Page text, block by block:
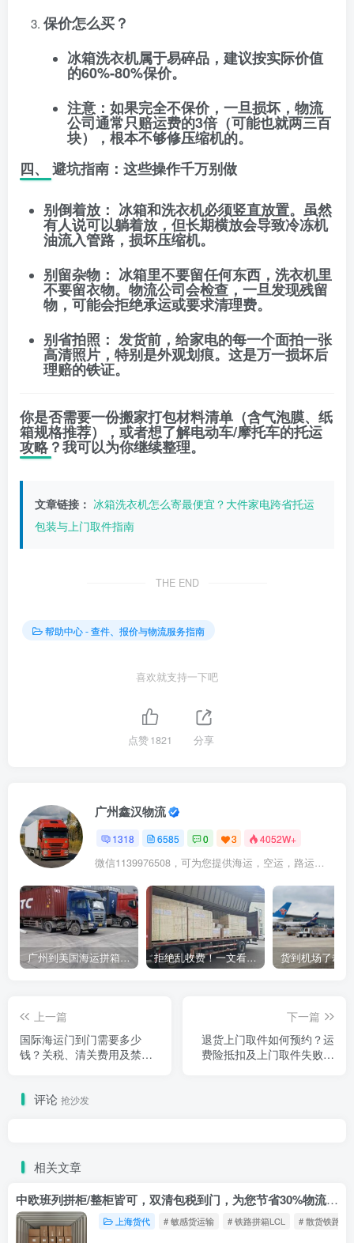
保价怎么买？
冰箱洗衣机属于易碎品，建议按实际价值
的60%-80%保价。
注意：如果完全不保价，一旦损坏，物流
公司通常只赔运费的3倍（可能也就两三百
块），根本不够修压缩机的。
四、 避坑指南：这些操作千万别做
别倒着放： 冰箱和洗衣机必须竖直放置。虽然
有人说可以躺着放，但长期横放会导致冷冻机
油流入管路，损坏压缩机。
别留杂物： 冰箱里不要留任何东西，洗衣机里
不要留衣物。物流公司会检查，一旦发现残留
物，可能会拒绝承运或要求清理费。
别省拍照： 发货前，给家电的每一个面拍一张
高清照片，特别是外观划痕。这是万一损坏后
理赔的铁证。
你是否需要一份搬家打包材料清单 （含气泡膜、纸
箱规格推荐），或者想了解电动车/摩托车的托运
攻略？我可以为你继续整理。
文章链接： 冰箱洗衣机怎么寄最便宜？大件家电跨省托运
包装与上门取件指南
THE END
帮助中心 - 查件、报价与物流服务指南
喜欢就支持一下吧
点赞1821 分享
广州鑫汉物流
1318 6585 0 3 4052W+
微信1139976508，可为您提供海运，空运，路运，铁路运输
广州到美国海运拼箱多少钱？2024年最新运费构成+隐藏费用避坑指南 拒绝乱收费！一文看懂中国货代计费套路，教你避开所有隐形坑
上一篇
国际海运门到门需要多少
钱？关税、清关费用及禁运
下一篇
退货上门取件如何预约？运
费险抵扣及上门取件失败常
评论 抢沙发
相关文章
中欧班列拼柜/整柜皆可，双清包税到门，为您节省30%物流成本！
上海货代 # 敏感货运输 # 铁路拼箱LCL # 散货铁路